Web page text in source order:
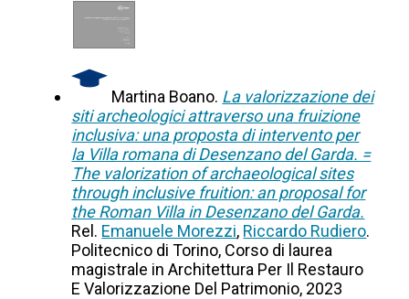
Martina Boano. La valorizzazione dei
siti archeologici attraverso una fruizione
inclusiva: una proposta di intervento per
la Villa romana di Desenzano del Garda. =
The valorization of archaeological sites
through inclusive fruition: an proposal for
the Roman Villa in Desenzano del Garda.
Rel. Emanuele Morezzi, Riccardo Rudiero.
Politecnico di Torino, Corso di laurea
magistrale in Architettura Per Il Restauro
E Valorizzazione Del Patrimonio, 2023